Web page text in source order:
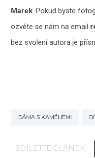
Marek . Pokud byste
ozvěte se nám na email
bez svolení autora je
DÁMA S KAMÉLIEMI
SDÍLEJTE ČLÁNEK: